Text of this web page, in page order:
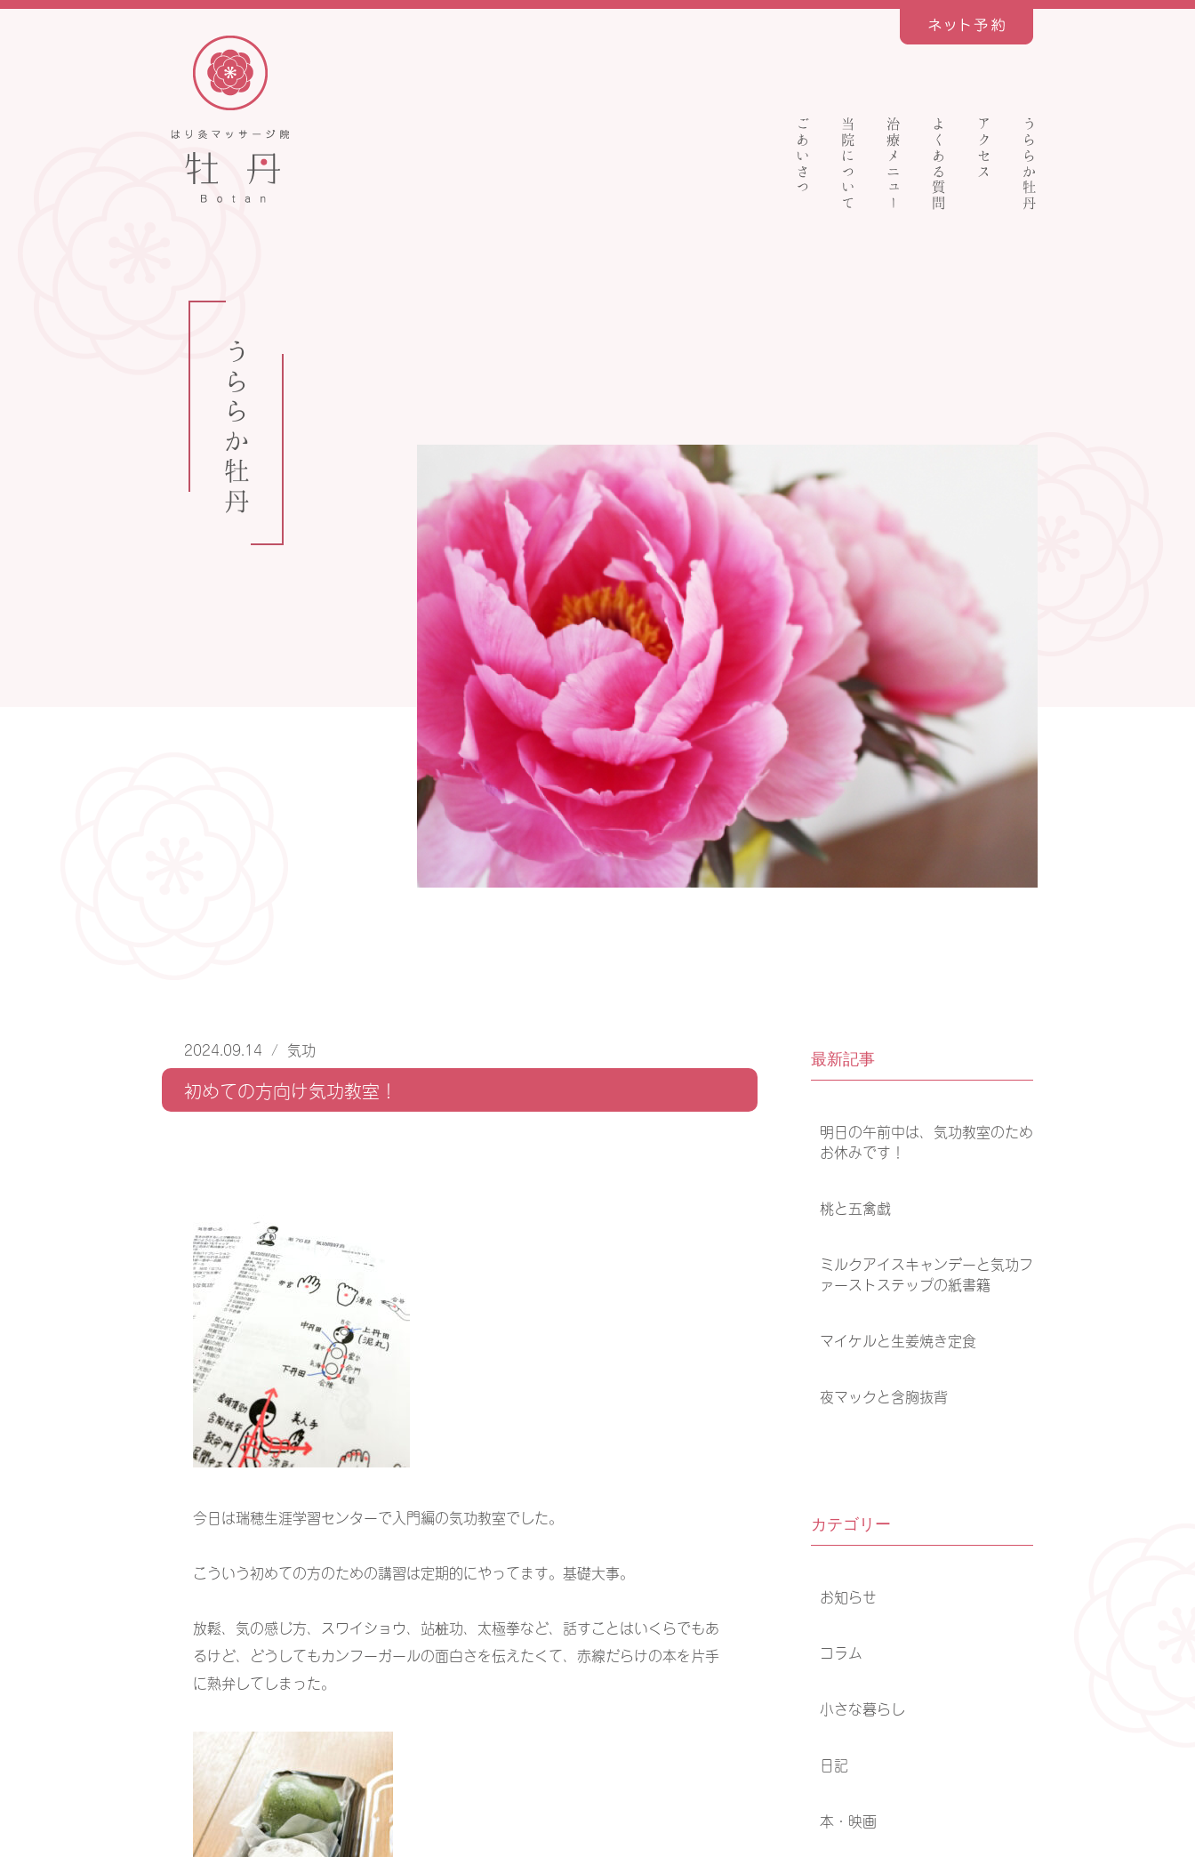
ごあいさつ 当院について 治療メニュー よくある質問 アクセス うららか牡丹
うららか牡丹
2024.09.14 / 気功
初めての方向け気功教室！
今日は瑞穂生涯学習センターで入門編の気功教室でした。
こういう初めての方のための講習は定期的にやってます。基礎大事。
放鬆、気の感じ方、スワイショウ、站桩功、太極拳など、話すことはいくらでもあ
るけど、どうしてもカンフーガールの面白さを伝えたくて、赤線だらけの本を片手
に熱弁してしまった。
最新記事
明日の午前中は、気功教室のため
お休みです！
桃と五禽戯
ミルクアイスキャンデーと気功フ
ァーストステップの紙書籍
マイケルと生姜焼き定食
夜マックと含胸抜背
カテゴリー
お知らせ
コラム
小さな暮らし
日記
本・映画